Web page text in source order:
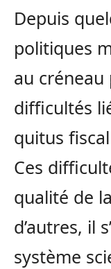
Depuis
politiques
au
difficultés
quitus
Ces
qualité de
d’autres, il
système